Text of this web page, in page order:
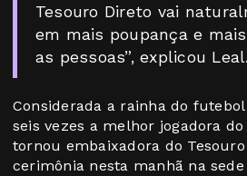
Tesouro Direto vai
em mais poupança e
as pessoas”, explicou Leal.
Considerada a rainha do
seis vezes a melhor jogadora
tornou embaixadora do
cerimônia nesta manhã na